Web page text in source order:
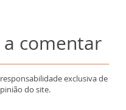
comentar
exclusiva de
do site.